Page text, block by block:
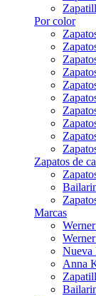
Por color
Zapatos de
Marcas
Nueva
Anna